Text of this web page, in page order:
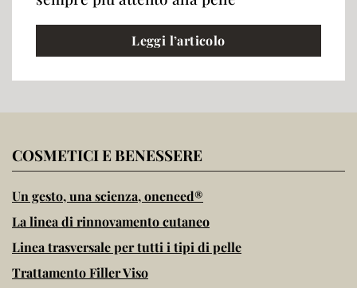
Leggi l’articolo
COSMETICI E BENESSERE
Un gesto, una scienza, oneneed®
La linea di rinnovamento cutaneo
Linea trasversale per tutti i tipi di pelle
Trattamento Filler Viso